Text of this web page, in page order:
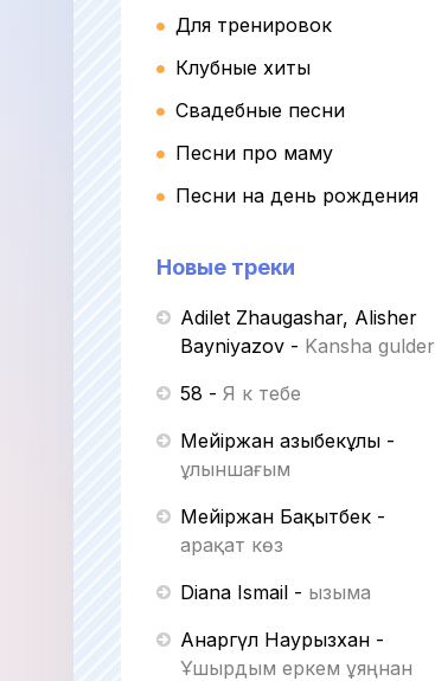
Для тренировок
Клубные хиты
Свадебные песни
Песни про маму
Песни на день рождения
Новые треки
Adilet Zhaugashar, Alisher
Bayniyazov - Kansha gulder
58 - Я к тебе
Мейіржан Қазыбекұлы -
Құлыншағым
Мейіржан Бақытбек -
Қарақат көз
Diana Ismail - Қызыма
Анаргүл Наурызхан -
Ұшырдым еркем ұяңнан